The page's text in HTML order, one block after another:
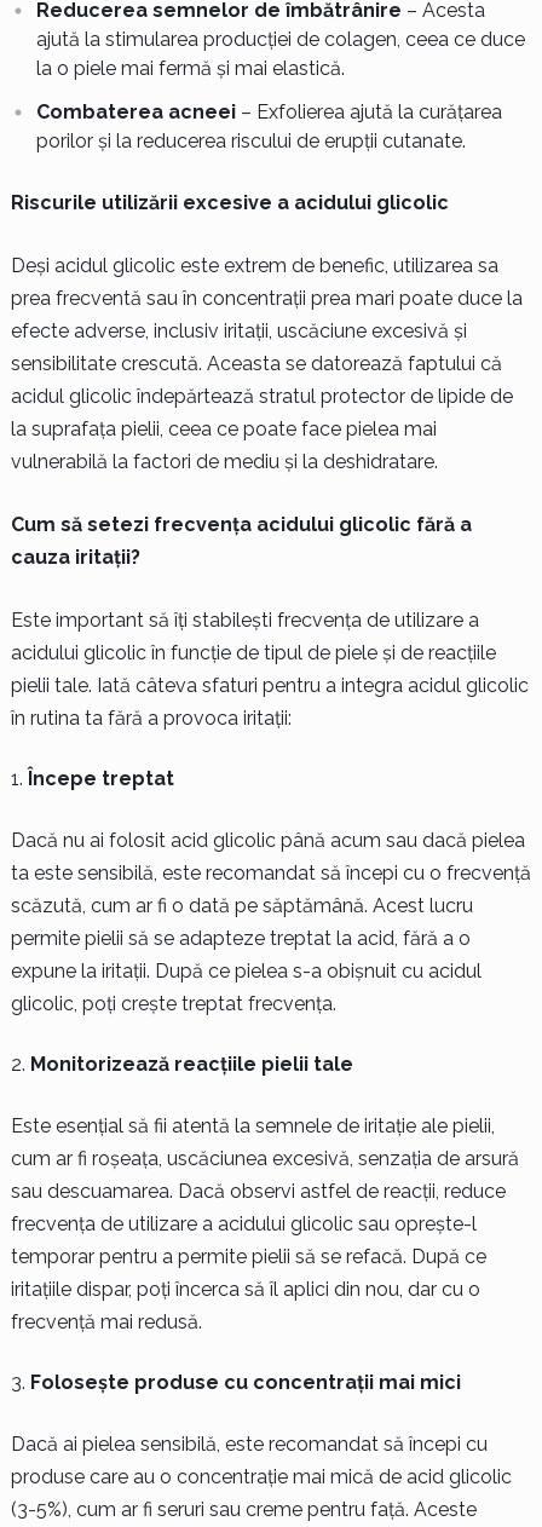
Reducerea semnelor de îmbătrânire – Acesta
ajută la stimularea producției de colagen, ceea ce duce
la o piele mai fermă și mai elastică.
Combaterea acneei– Exfolierea ajută la curățarea
porilor și la reducerea riscului de erupții cutanate.
Riscurile utilizării excesive a acidului glicolic
Deși acidul glicolic este extrem de benefic, utilizarea sa
prea frecventă sau în concentrații prea mari poate duce la
efecte adverse, inclusiv iritații, uscăciune excesivă și
sensibilitate crescută. Aceasta se datorează faptului că
acidul glicolic îndepărtează stratul protector de lipide de
la suprafața pielii, ceea ce poate face pielea mai
vulnerabilă la factori de mediu și la deshidratare.
Cum să setezi frecvența acidului glicolic fără a
cauza iritații?
Este important să îți stabilești frecvența de utilizare a
acidului glicolic în funcție de tipul de piele și de reacțiile
pielii tale. Iată câteva sfaturi pentru a integra acidul glicolic
în rutina ta fără a provoca iritații:
Începe treptat
Dacă nu ai folosit acid glicolic până acum sau dacă pielea
ta este sensibilă, este recomandat să începi cu o frecvență
scăzută, cum ar fi o dată pe săptămână. Acest lucru
permite pielii să se adapteze treptat la acid, fără a o
expune la iritații. După ce pielea s-a obișnuit cu acidul
glicolic, poți crește treptat frecvența.
Monitorizează reacțiile pielii tale
Este esențial să fii atentă la semnele de iritație ale pielii,
cum ar fi roșeața, uscăciunea excesivă, senzația de arsură
sau descuamarea. Dacă observi astfel de reacții, reduce
frecvența de utilizare a acidului glicolic sau oprește-l
temporar pentru a permite pielii să se refacă. După ce
iritațiile dispar, poți încerca să îl aplici din nou, dar cu o
frecvență mai redusă.
Folosește produse cu concentrații mai mici
Dacă ai pielea sensibilă, este recomandat să începi cu
produse care au o concentrație mai mică de acid glicolic
(3-5%), cum ar fi seruri sau creme pentru față. Aceste